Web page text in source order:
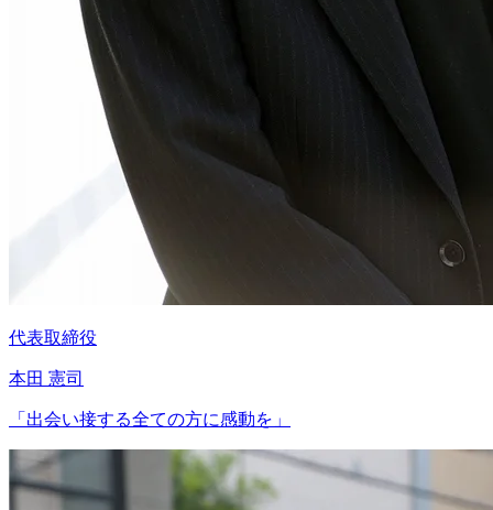
代表取締役
本田 憲司
「 出会い接する全ての方に感動を 」